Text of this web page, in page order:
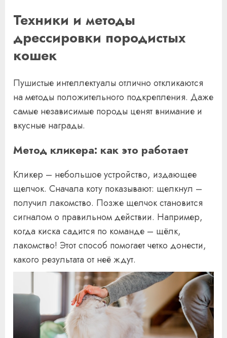
Техники и методы
дрессировки породистых
кошек
Пушистые интеллектуалы отлично откликаются
на методы положительного подкрепления. Даже
самые независимые породы ценят внимание и
вкусные награды.
Метод кликера: как это работает
Кликер – небольшое устройство, издающее
щелчок. Сначала коту показывают: щелкнул –
получил лакомство. Позже щелчок становится
сигналом о правильном действии. Например,
когда киска садится по команде – щёлк,
лакомство! Этот способ помогает четко донести,
какого результата от неё ждут.